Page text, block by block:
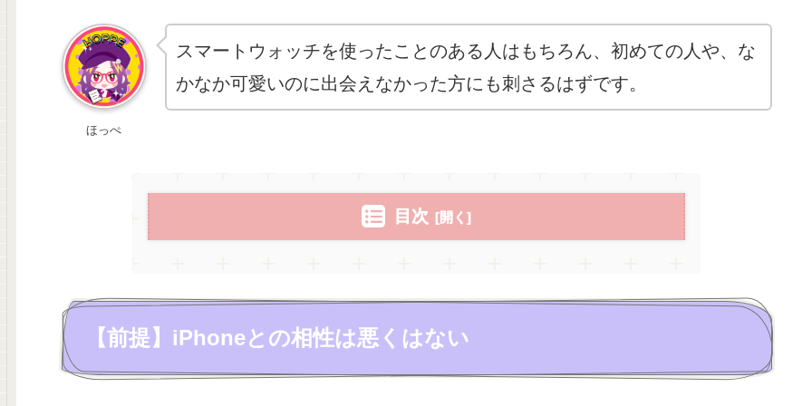
ほっぺ
スマートウォッチを使ったことのある人はもちろん、初めての人や、な
かなか可愛いのに出会えなかった方にも刺さるはずです。
目次
【前提】iPhoneとの相性は悪くはない